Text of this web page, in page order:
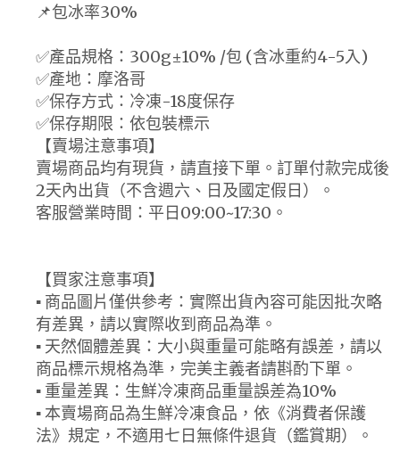
📌包冰率30%
✅產品規格：300g±10% /包 (含冰重約4-5入)
✅產地：摩洛哥
✅保存方式：冷凍-18度保存
✅保存期限：依包裝標示
【賣場注意事項】
賣場商品均有現貨，請直接下單。訂單付款完成後
2天內出貨（不含週六、日及國定假日）。
客服營業時間：平日09:00~17:30。
【買家注意事項】
▪ 商品圖片僅供參考：實際出貨內容可能因批次略
有差異，請以實際收到商品為準。
▪ 天然個體差異：大小與重量可能略有誤差，請以
商品標示規格為準，完美主義者請斟酌下單。
▪ 重量差異：生鮮冷凍商品重量誤差為10%
▪ 本賣場商品為生鮮冷凍食品，依《消費者保護
法》規定，不適用七日無條件退貨（鑑賞期）。